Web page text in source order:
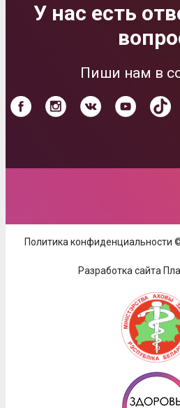
У нас есть
Пиши нам в
Политика конфиденциальности
Разработка сайта